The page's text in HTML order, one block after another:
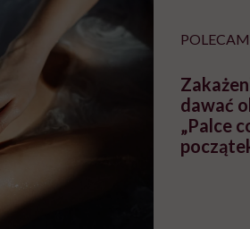
dawać
„Palce